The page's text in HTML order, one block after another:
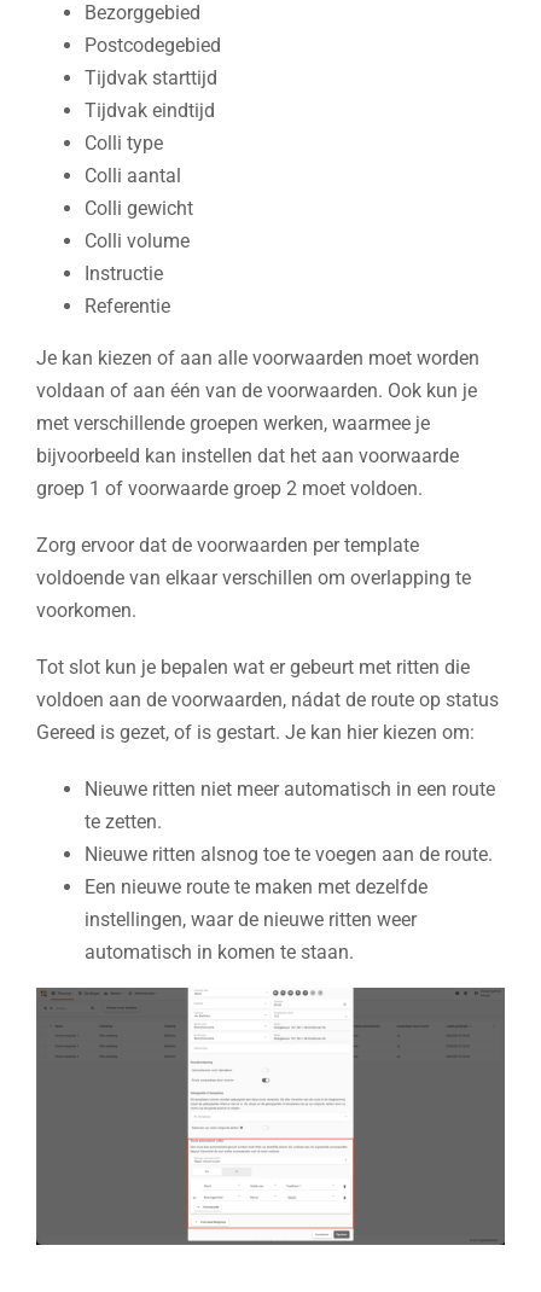
Bezorggebied
Postcodegebied
Tijdvak starttijd
Tijdvak eindtijd
Colli type
Colli aantal
Colli gewicht
Colli volume
Instructie
Referentie
Je kan kiezen of aan alle voorwaarden moet worden
voldaan of aan één van de voorwaarden. Ook kun je
met verschillende groepen werken, waarmee je
bijvoorbeeld kan instellen dat het aan voorwaarde
groep 1 of voorwaarde groep 2 moet voldoen.
Zorg ervoor dat de voorwaarden per template
voldoende van elkaar verschillen om overlapping te
voorkomen.
Tot slot kun je bepalen wat er gebeurt met ritten die
voldoen aan de voorwaarden, nádat de route op status
Gereed is gezet, of is gestart. Je kan hier kiezen om:
Nieuwe ritten niet meer automatisch in een route
te zetten.
Nieuwe ritten alsnog toe te voegen aan de route.
Een nieuwe route te maken met dezelfde
instellingen, waar de nieuwe ritten weer
automatisch in komen te staan.